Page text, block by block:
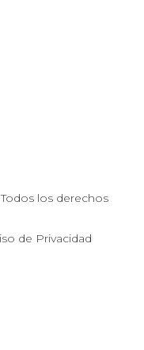
los derechos
de Privacidad